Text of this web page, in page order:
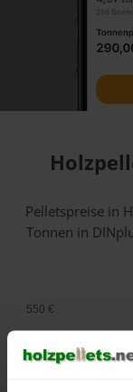
Pelletspreise in
Tonnen in
500 €
550 €